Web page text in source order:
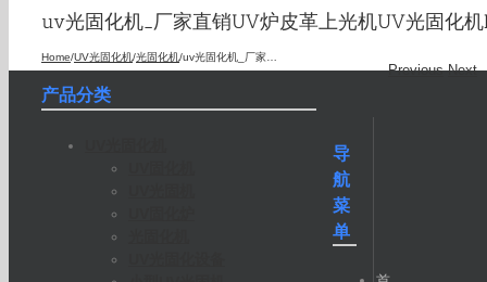
uv光固化机_厂家直销UV炉皮革上光机UV光固化机
Home/UV光固化机/光固化机/uv光固化机_厂家直销UV炉皮革上光机UV光固化机H
Previous Next
产品分类
导
航
菜
单